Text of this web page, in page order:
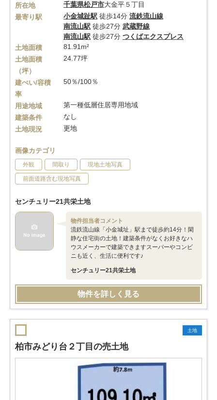
所在地 千葉県松戸市大金平５丁目
最寄り駅
小金城趾駅 徒歩14分 流鉄流山線
南流山駅 徒歩27分 武蔵野線
南流山駅 徒歩27分 つくばエクスプレス
土地面積
81.91m²
土地面積
（坪）
24.77坪
建ぺい/容積
率
50％/100％
用途地域
第一種低層住居専用地域
建築条件
なし
土地現況
更地
画像カテゴリ
外観 間取り 現地土地写真
前面道路含む現地写真
センチュリー21共栄土地
物件担当者コメント
流鉄流山線「小金城址」駅まで徒歩約14分！閑
静な住宅街の土地！建築条件がなくお好きなハ
ウスメーカーで建築できますスーパーやコンビ
ニも近く、生活に便利です♪
センチュリー21共栄土地
物件を詳しく見る
土地
柏市みどり台２丁目の売土地